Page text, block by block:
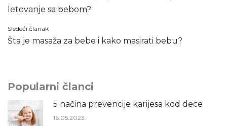
letovanje sa bebom?
Sledeći članak
Šta je masaža za bebe i kako masirati bebu?
Popularni članci
5 načina prevencije karijesa kod dece
16.05.2023.